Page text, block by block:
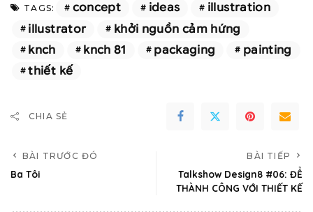
TAGS: concept ideas
illustration
illustrator
khởi nguồn cảm hứng
knch
knch 81 packaging
painting
thiết kế
CHIA SẺ
BÀI TRƯỚC ĐÓ
Ba Tôi
BÀI TIẾP
Talkshow Design8 #06: ĐỂ
THÀNH CÔNG VỚI THIẾT KẾ